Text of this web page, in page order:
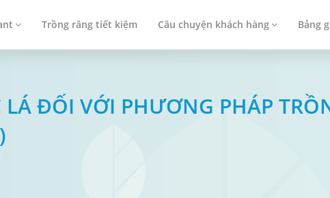
Trồng răng tiết kiệm Câu chuyện khách hàng Bảng
LÁ ĐỐI VỚI PHƯƠNG PHÁP